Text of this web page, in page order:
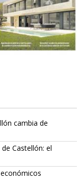
cambia de
Castellón: el